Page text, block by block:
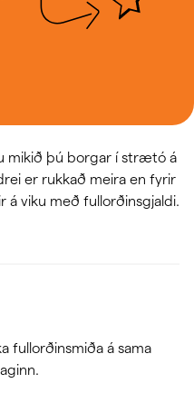
mikið þú borgar í strætó á
er rukkað meira en fyrir
á viku með fullorðinsgjaldi.
fullorðinsmiða á sama